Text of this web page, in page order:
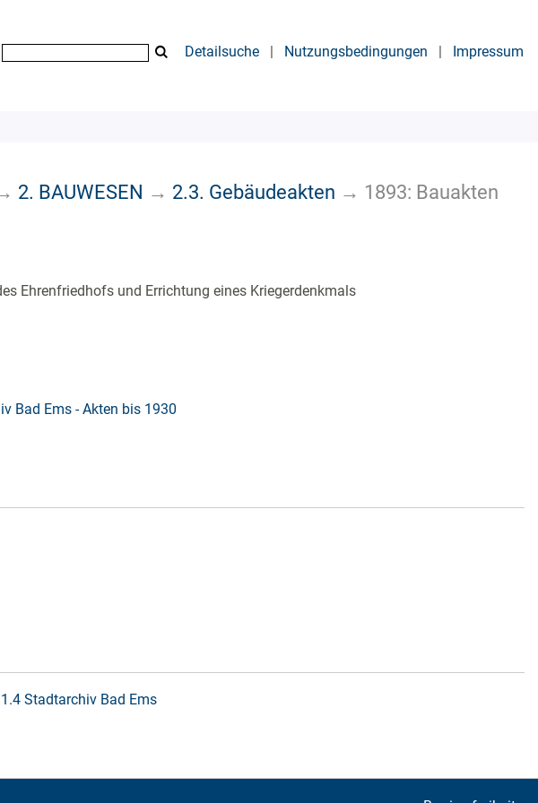
Detailsuche | Nutzungsbedingungen | Impressum
2. BAUWESEN → 2.3. Gebäudeakten → 1893: Bauakten
Ehrenfriedhofs und Errichtung eines Kriegerdenkmals
Bad Ems - Akten bis 1930
1.4 Stadtarchiv Bad Ems